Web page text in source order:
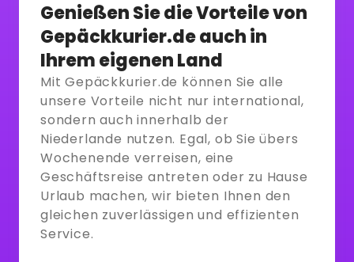
Genießen Sie die Vorteile von
Gepäckkurier.de auch in
Ihrem eigenen Land
Mit Gepäckkurier.de können Sie alle
unsere Vorteile nicht nur international,
sondern auch innerhalb der
Niederlande nutzen. Egal, ob Sie übers
Wochenende verreisen, eine
Geschäftsreise antreten oder zu Hause
Urlaub machen, wir bieten Ihnen den
gleichen zuverlässigen und effizienten
Service.